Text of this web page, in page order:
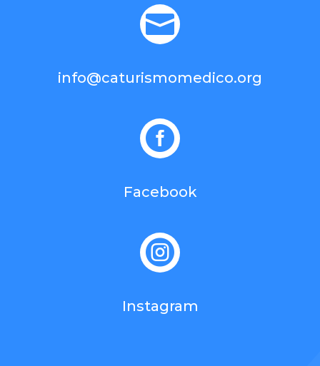

info@caturismomedico.org

Facebook

Instagram